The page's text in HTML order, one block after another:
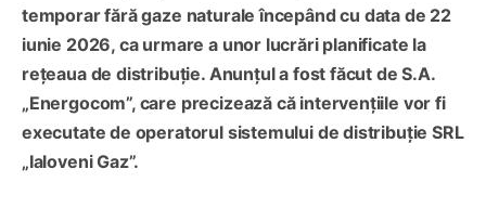
temporar fără gaze naturale începând cu data de 22
iunie 2026, ca urmare a unor lucrări planificate la
rețeaua de distribuție. Anunțul a fost făcut de S.A.
„Energocom”, care precizează că intervențiile vor fi
executate de operatorul sistemului de distribuție SRL
„Ialoveni Gaz”.